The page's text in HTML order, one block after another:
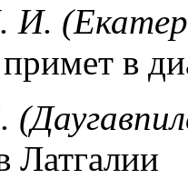
И.
в
Латгалии